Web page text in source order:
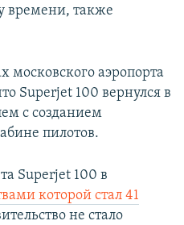
времени, также
московского аэропорта
Superjet 100 вернулся в
с созданием
пилотов.
Superjet 100 в
которой стал 41
не стало